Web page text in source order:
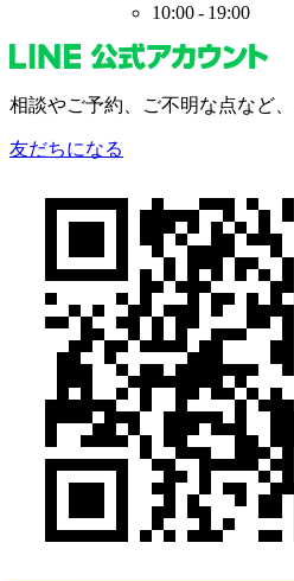
10:00 - 19:00
相談やご予約、 ご不明な点など、
友だちになる